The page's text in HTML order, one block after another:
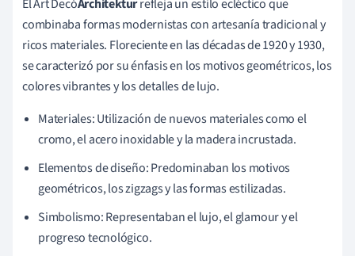
El Art DecóArchitekturrefleja un estilo ecléctico que
combinaba formas modernistas con artesanía tradicional y
ricos materiales. Floreciente en las décadas de 1920 y 1930,
se caracterizó por su énfasis en los motivos geométricos, los
colores vibrantes y los detalles de lujo.
Materiales: Utilización de nuevos materiales como el
cromo, el acero inoxidable y la madera incrustada.
Elementos de diseño: Predominaban los motivos
geométricos, los zigzags y las formas estilizadas.
Simbolismo: Representaban el lujo, el glamour y el
progreso tecnológico.